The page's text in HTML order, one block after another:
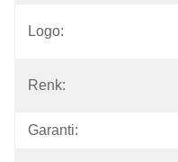
Logo:
Renk:
Garanti: